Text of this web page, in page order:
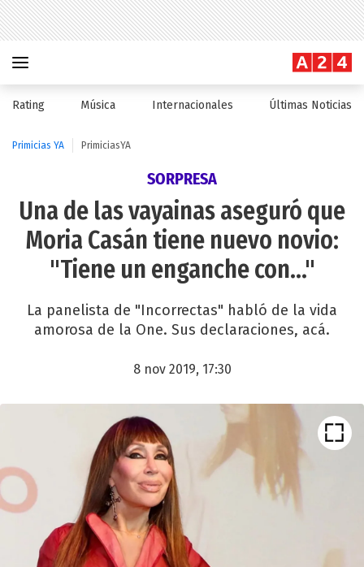
Rating Música Internacionales Últimas Noticias
Primicias YA PrimiciasYA
SORPRESA
Una de las vayainas aseguró que
Moria Casán tiene nuevo novio:
"Tiene un enganche con..."
La panelista de "Incorrectas" habló de la vida
amorosa de la One. Sus declaraciones, acá.
8 nov 2019, 17:30